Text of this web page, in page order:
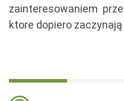
zainteresowaniem
ktore dopiero